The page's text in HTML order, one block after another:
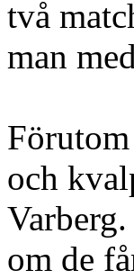
två
man
och
om de